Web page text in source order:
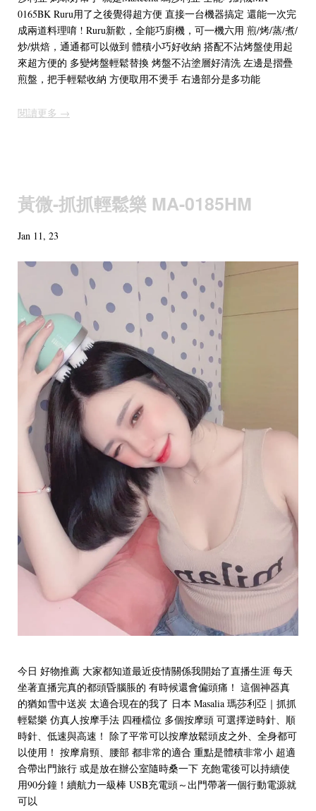
0165BK Ruru用了之後覺得超方便 直接一台機器搞定 還能一次完
成兩道料理唷 ! Ruru新歡，全能巧廚機，可㇐機六用 煎/烤/蒸/煮/
炒/烘焙，通通都可以做到 體積小巧好收納 搭配不沾烤盤使用起
來超方便的 多變烤盤輕鬆替換 烤盤不沾塗層好清洗 左邊是摺疊
煎盤，把手輕鬆收納 方便取用不燙手 右邊部分是多功能
閱讀更多 →
黃微-抓抓輕鬆樂 MA-0185HM
Jan 11, 23
今日 好物推薦 大家都知道最近疫情關係我開始了直播生涯 每天
坐著直播完真的都頭昏腦脹的 有時候還會偏頭痛！ 這個神器真
的猶如雪中送炭 太適合現在的我了 日本 Masalia 瑪莎利亞｜抓抓
輕鬆樂 ️仿真人按摩手法 ️四種檔位 ️多個按摩頭 可選擇逆時針、順
時針、低速與高速！ 除了平常可以按摩放鬆頭皮之外、全身都可
以使用！ 按摩肩頸、腰部 都非常的適合 重點是體積非常小 超適
合帶出門旅行 或是放在辦公室隨時桑一下 充飽電後可以持續使
用90分鐘！續航力一級棒 USB充電頭～出門帶著一個行動電源就
可以